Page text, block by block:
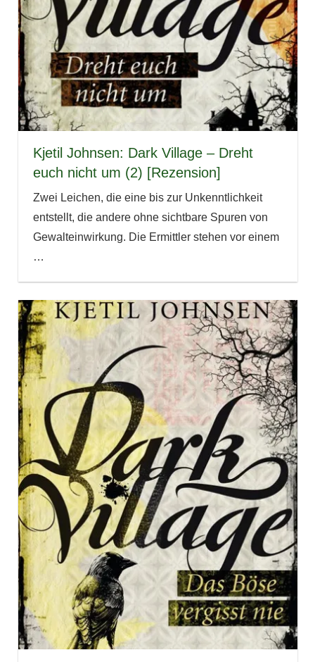
Kjetil Johnsen: Dark Village – Dreht
euch nicht um (2) [Rezension]
Zwei Leichen, die eine bis zur Unkenntlichkeit
entstellt, die andere ohne sichtbare Spuren von
Gewalteinwirkung. Die Ermittler stehen vor einem
…